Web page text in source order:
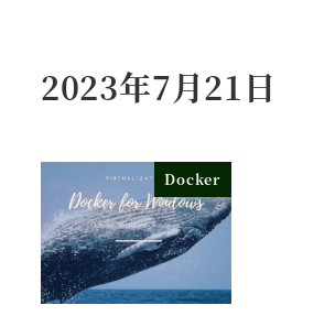
2023年7月21日
Docker